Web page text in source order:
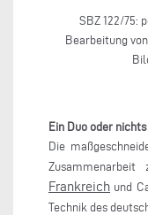
SBZ 122/75:
Bearbeitung
Ein Duo oder nichts
Die
Frankreich und
Technik des